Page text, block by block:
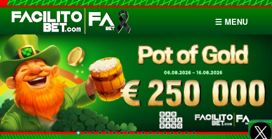
☰ MENU
Inicio
Apuestas
Cuentas